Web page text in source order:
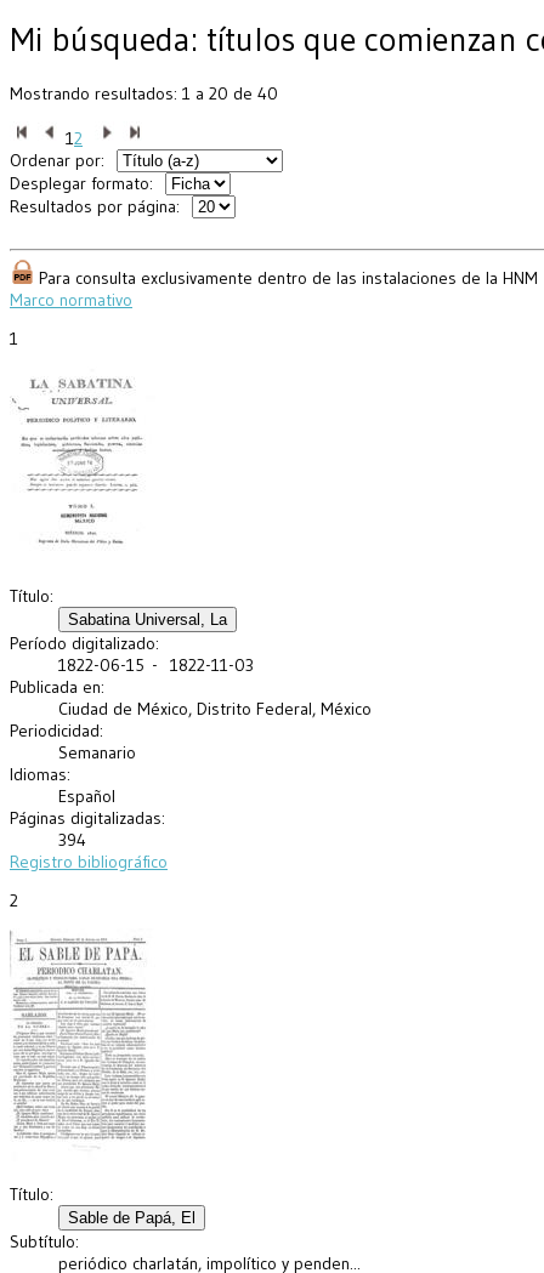
Mi búsqueda: títulos que comienzan
Mostrando resultados: 1 a 20 de 40
12
Ordenar por:
Desplegar formato:
Resultados por página:
Para consulta exclusivamente dentro de las instalaciones de la HNM
Marco normativo
1
Título:
Período digitalizado:
1822-06-15 - 1822-11-03
Publicada en:
Ciudad de México, Distrito Federal, México
Periodicidad:
Semanario
Idiomas:
Español
Páginas digitalizadas:
394
Registro bibliográfico
2
Título:
Subtítulo:
periódico charlatán, impolítico y penden...